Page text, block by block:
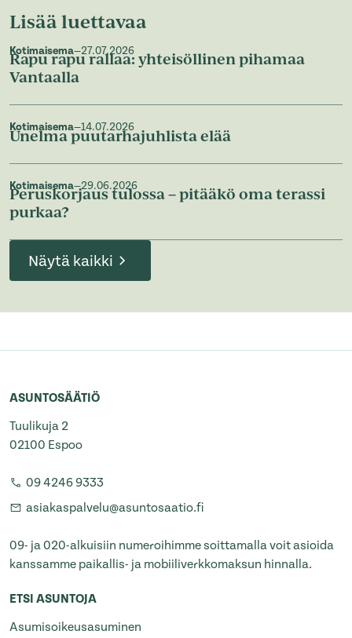
Lisää luettavaa
Kotimaisema—27.07.2026
Rapu rapu rallaa: yhteisöllinen pihamaa
Vantaalla
Kotimaisema—14.07.2026
Unelma puutarhajuhlista elää
Kotimaisema—29.06.2026
Peruskorjaus tulossa – pitääkö oma terassi
purkaa?
Näytä kaikki
ASUNTOSÄÄTIÖ
Tuulikuja 2
02100 Espoo
09 4246 9333
asiakaspalvelu@asuntosaatio.fi
09- ja 020-alkuisiin numeroihimme soittamalla voit asioida
kanssamme paikallis- ja mobiiliverkkomaksun hinnalla.
ETSI ASUNTOJA
Asumisoikeusasuminen